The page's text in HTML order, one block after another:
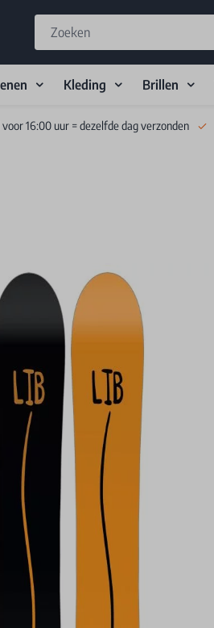
Kleding Brillen
voor 16:00 uur = dezelfde dag verzonden